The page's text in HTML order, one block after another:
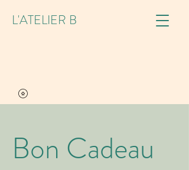
L'ATELIER B
Bon Cadeau